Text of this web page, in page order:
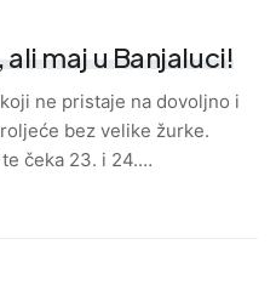
ali maj u Banjaluci!
ne pristaje na dovoljno i
bez velike žurke.
te čeka 23. i 24.…